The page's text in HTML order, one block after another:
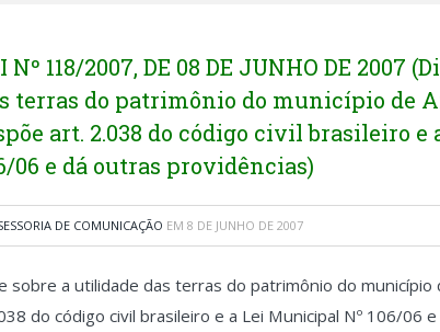
Nº 118/2007, DE 08 DE JUNHO DE 2007
terras do patrimônio do município de
art. 2.038 do código civil brasileiro
06 e dá outras providências)
DE COMUNICAÇÃO EM 8 DE JUNHO DE 2007
sobre a utilidade das terras do patrimônio do município
do código civil brasileiro e a Lei Municipal Nº 106/06